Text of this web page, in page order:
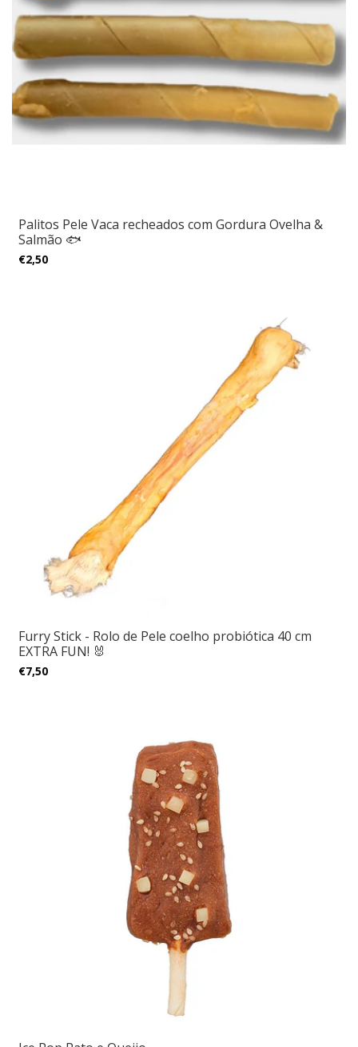
Palitos Pele Vaca recheados com Gordura Ovelha &
Salmão 🐟
€2,50
Furry Stick - Rolo de Pele coelho probiótica 40 cm
EXTRA FUN! 🐰
€7,50